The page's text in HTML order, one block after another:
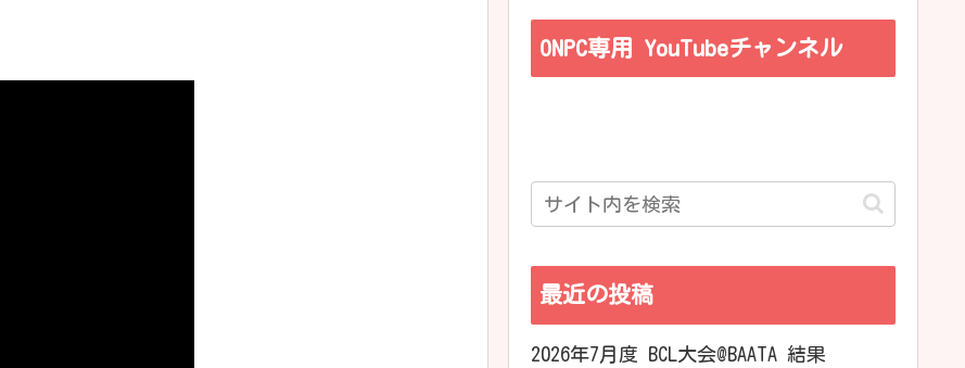
ONPC専用 YouTubeチャンネル
最近の投稿
2026年7月度 BCL大会@BAATA 結果